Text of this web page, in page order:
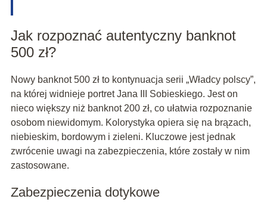
Jak rozpoznać autentyczny banknot
500 zł?
Nowy banknot 500 zł to kontynuacja serii „Władcy polscy”,
na której widnieje portret Jana III Sobieskiego. Jest on
nieco większy niż banknot 200 zł, co ułatwia rozpoznanie
osobom niewidomym. Kolorystyka opiera się na brązach,
niebieskim, bordowym i zieleni. Kluczowe jest jednak
zwrócenie uwagi na zabezpieczenia, które zostały w nim
zastosowane.
Zabezpieczenia dotykowe